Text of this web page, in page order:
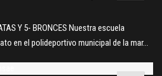
Y 5- BRONCES Nuestra escuela
en el polideportivo municipal de la mar…